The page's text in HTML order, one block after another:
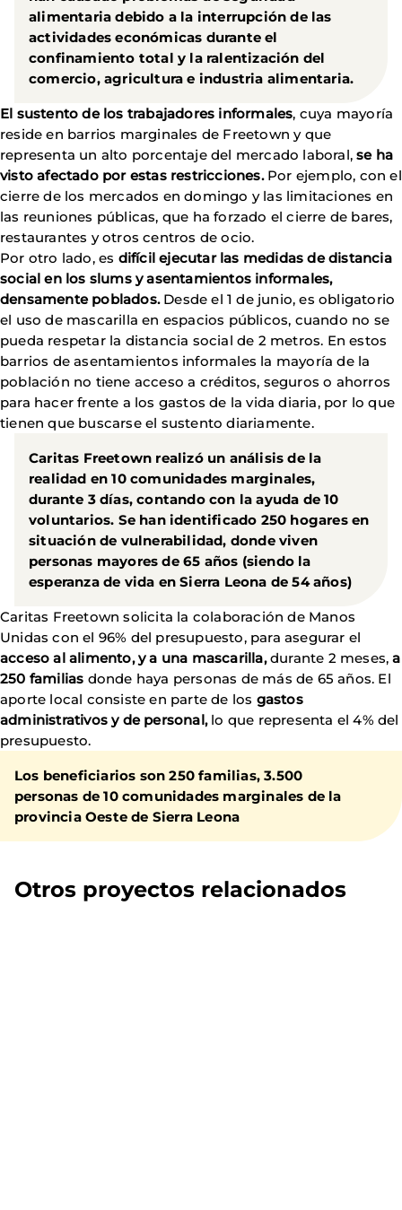
alimentaria debido a la interrupción de las
actividades económicas durante el
confinamiento total y la ralentización del
comercio, agricultura e industria alimentaria.
El sustento de los trabajadores informales, cuya mayoría
reside en barrios marginales de Freetown y que
representa un alto porcentaje del mercado laboral,se ha
visto afectado por estas restricciones.Por ejemplo, con el
cierre de los mercados en domingo y las limitaciones en
las reuniones públicas, que ha forzado el cierre de bares,
restaurantes y otros centros de ocio.
Por otro lado, es difícil ejecutar las medidas de distancia
social en los slums y asentamientos informales,
densamente poblados. Desde el 1 de junio, es obligatorio
el uso de mascarilla en espacios públicos, cuando no se
pueda respetar la distancia social de 2 metros. En estos
barrios de asentamientos informales la mayoría de la
población no tiene acceso a créditos, seguros o ahorros
para hacer frente a los gastos de la vida diaria, por lo que
tienen que buscarse el sustento diariamente.
Caritas Freetown realizó un análisis de la
realidad en 10 comunidades marginales,
durante 3 días, contando con la ayuda de 10
voluntarios. Se han identificado 250 hogares en
situación de vulnerabilidad, donde viven
personas mayores de 65 años (siendo la
esperanza de vida en Sierra Leona de 54 años)
Caritas Freetown solicita la colaboración de Manos
Unidas con el 96% del presupuesto, para asegurar el
acceso al alimento, y a una mascarilla,durante 2 meses, a
250 familias donde haya personas de más de 65 años. El
aporte local consiste en parte de los gastos
administrativos y de personal,lo que representa el 4% del
presupuesto.
Los beneficiarios son 250 familias, 3.500
personas de 10 comunidades marginales de la
provincia Oeste de Sierra Leona
Otros proyectos relacionados